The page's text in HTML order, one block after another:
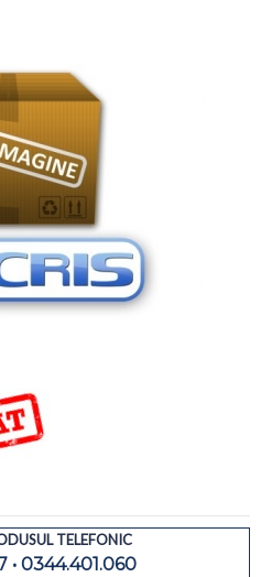
TELEFONIC
• 0344.401.060